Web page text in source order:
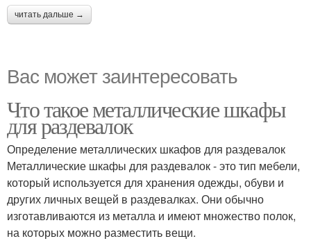
читать дальше →
Вас может заинтересовать
Что такое металлические шкафы
для раздевалок
Определение металлических шкафов для раздевалок
Металлические шкафы для раздевалок - это тип мебели,
который используется для хранения одежды, обуви и
других личных вещей в раздевалках. Они обычно
изготавливаются из металла и имеют множество полок,
на которых можно разместить вещи.